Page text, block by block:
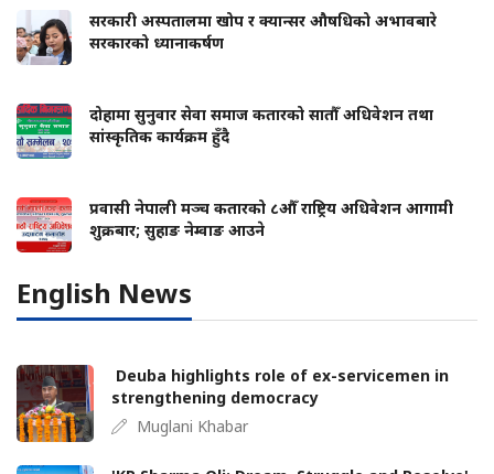
सरकारी अस्पतालमा खोप र क्यान्सर औषधिको अभावबारे
सरकारको ध्यानाकर्षण
दोहामा सुनुवार सेवा समाज कतारको सातौँ अधिवेशन तथा
सांस्कृतिक कार्यक्रम हुँदै
प्रवासी नेपाली मञ्च कतारको ८औँ राष्ट्रिय अधिवेशन आगामी
शुक्रबार; सुहाङ नेम्वाङ आउने
English News
Deuba highlights role of ex-servicemen in
strengthening democracy
Muglani Khabar